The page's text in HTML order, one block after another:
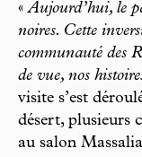
«Aujourd’hui, le
noires. Cette
communauté des
de vue, nos
visite s’est
désert, plusieurs
au salon